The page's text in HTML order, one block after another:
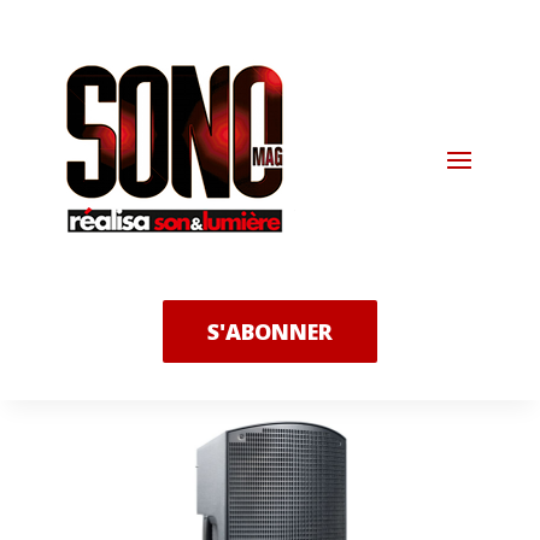
S'ABONNER